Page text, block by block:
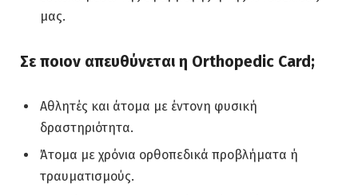
μας.
Σε ποιον απευθύνεται η Orthopedic Card;
Αθλητές και άτομα με έντονη φυσική
δραστηριότητα.
Άτομα με χρόνια ορθοπεδικά προβλήματα ή
τραυματισμούς.